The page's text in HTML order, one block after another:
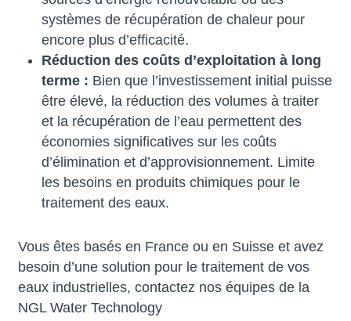
systèmes de récupération de chaleur pour
encore plus d’efficacité.
Réduction des coûts d’exploitation à long
terme : Bien que l’investissement initial puisse
être élevé, la réduction des volumes à traiter
et la récupération de l’eau permettent des
économies significatives sur les coûts
d’élimination et d’approvisionnement. Limite
les besoins en produits chimiques pour le
traitement des eaux.
Vous êtes basés en France ou en Suisse et avez
besoin d’une solution pour le traitement de vos
eaux industrielles, contactez nos équipes de la
NGL Water Technology